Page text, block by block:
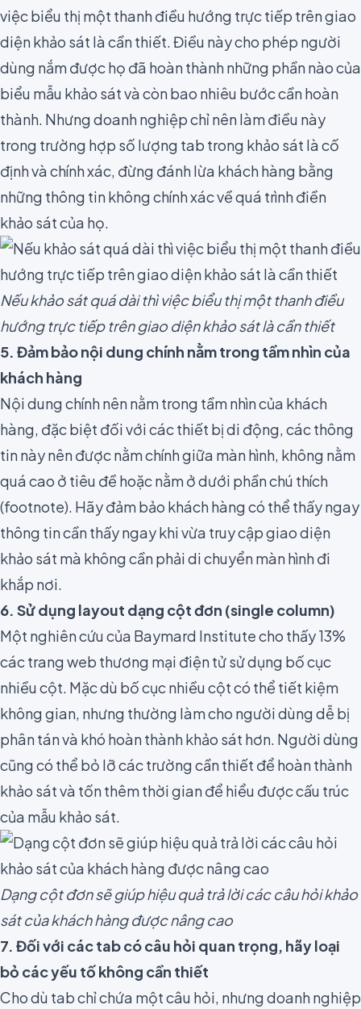
việc biểu thị một thanh điều hướng trực tiếp trên giao
diện khảo sát là cần thiết. Điều này cho phép người
dùng nắm được họ đã hoàn thành những phần nào của
biểu mẫu khảo sát và còn bao nhiêu bước cần hoàn
thành. Nhưng doanh nghiệp chỉ nên làm điều này
trong trường hợp số lượng tab trong khảo sát là cố
định và chính xác, đừng đánh lừa khách hàng bằng
những thông tin không chính xác về quá trình điền
khảo sát của họ.
Nếu khảo sát quá dài thì việc biểu thị một thanh điều
hướng trực tiếp trên giao diện khảo sát là cần thiết
5. Đảm bảo nội dung chính nằm trong tầm nhìn của
khách hàng
Nội dung chính nên nằm trong tầm nhìn của khách
hàng, đặc biệt đối với các thiết bị di động, các thông
tin này nên được nằm chính giữa màn hình, không nằm
quá cao ở tiêu đề hoặc nằm ở dưới phần chú thích
(footnote). Hãy đảm bảo khách hàng có thể thấy ngay
thông tin cần thấy ngay khi vừa truy cập giao diện
khảo sát mà không cần phải di chuyển màn hình đi
khắp nơi.
6. Sử dụng layout dạng cột đơn (single column)
Một nghiên cứu của Baymard Institutecho thấy 13%
các trang web thương mại điện tử sử dụng bố cục
nhiều cột. Mặc dù bố cục nhiều cột có thể tiết kiệm
không gian, nhưng thường làm cho người dùng dễ bị
phân tán và khó hoàn thành khảo sát hơn. Người dùng
cũng có thể bỏ lỡ các trường cần thiết để hoàn thành
khảo sát và tốn thêm thời gian để hiểu được cấu trúc
của mẫu khảo sát.
Dạng cột đơn sẽ giúp hiệu quả trả lời các câu hỏi khảo
sát của khách hàng được nâng cao
7. Đối với các tab có câu hỏi quan trọng, hãy loại
bỏ các yếu tố không cần thiết
Cho dù tab chỉ chứa một câu hỏi, nhưng doanh nghiệp